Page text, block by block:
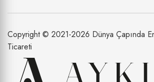
Copyright © 2021-2026 Dünya Çapında
Ticareti